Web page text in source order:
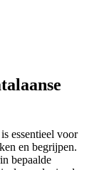
is essentieel voor
en begrijpen.
bepaalde